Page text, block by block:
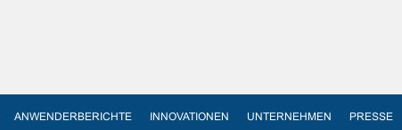
ANWENDERBERICHTE INNOVATIONEN UNTERNEHMEN PRESSE